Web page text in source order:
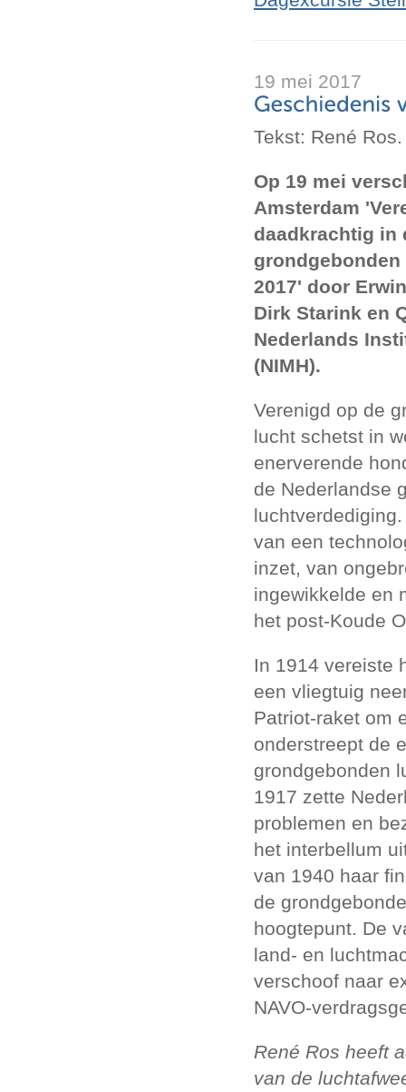
19 mei 2017
Tekst: René Ros.
Op 19 mei
Amsterdam
daadkrachtig in
2017' door
Dirk Starink en
Nederlands
(NIMH).
Verenigd op de
lucht schetst in
enerverende
de Nederlandse
van een
inzet, van
ingewikkelde en
het post-Koude
In 1914 vereiste
een vliegtuig
Patriot-raket om
onderstreept de
grondgebonden
1917 zette
problemen en
het interbellum
van 1940 haar
de
hoogtepunt. De
land- en
verschoof naar
NAVO-
René Ros heeft
van de